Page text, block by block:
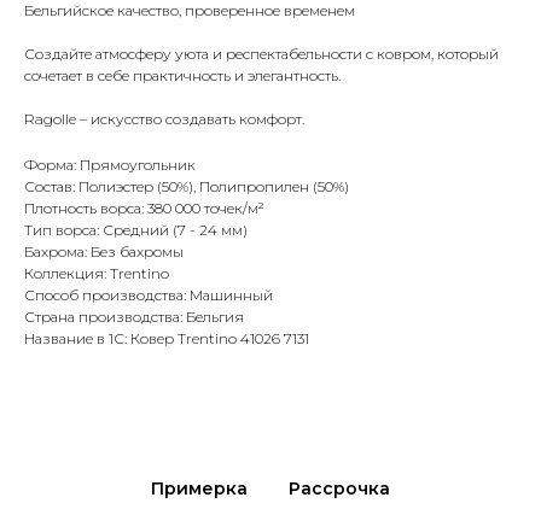
Бельгийское качество, проверенное временем
Создайте атмосферу уюта и респектабельности с ковром, который
сочетает в себе практичность и элегантность.
Ragolle – искусство создавать комфорт.
Форма: Прямоугольник
Состав: Полиэстер (50%), Полипропилен (50%)
Плотность ворса: 380 000 точек/м²
Тип ворса: Средний (7 - 24 мм)
Бахрома: Без бахромы
Коллекция: Trentino
Способ производства: Машинный
Страна производства: Бельгия
Название в 1С: Ковер Trentino 41026 7131
Примерка Рассрочка